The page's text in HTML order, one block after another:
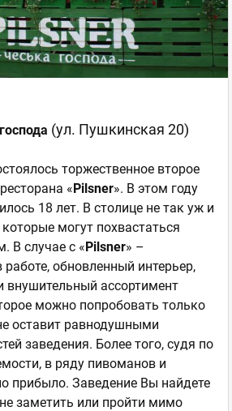
(ул. Пушкинская 20)
торжественное второе
«Pilsner». В этом году
18 лет. В столице не так уж и
могут похвастаться
В случае с «Pilsner» –
обновленный интерьер,
внушительный ассортимент
можно попробовать только
оставит равнодушными
заведения. Более того, судя по
в ряду пивоманов и
прибыло. Заведение Вы найдете
заметить или пройти мимо